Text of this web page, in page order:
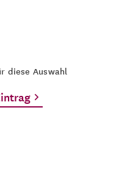
diese Auswahl